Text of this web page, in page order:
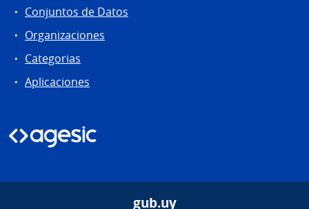
Conjuntos de Datos
Organizaciones
Categorias
Aplicaciones
gub.uy